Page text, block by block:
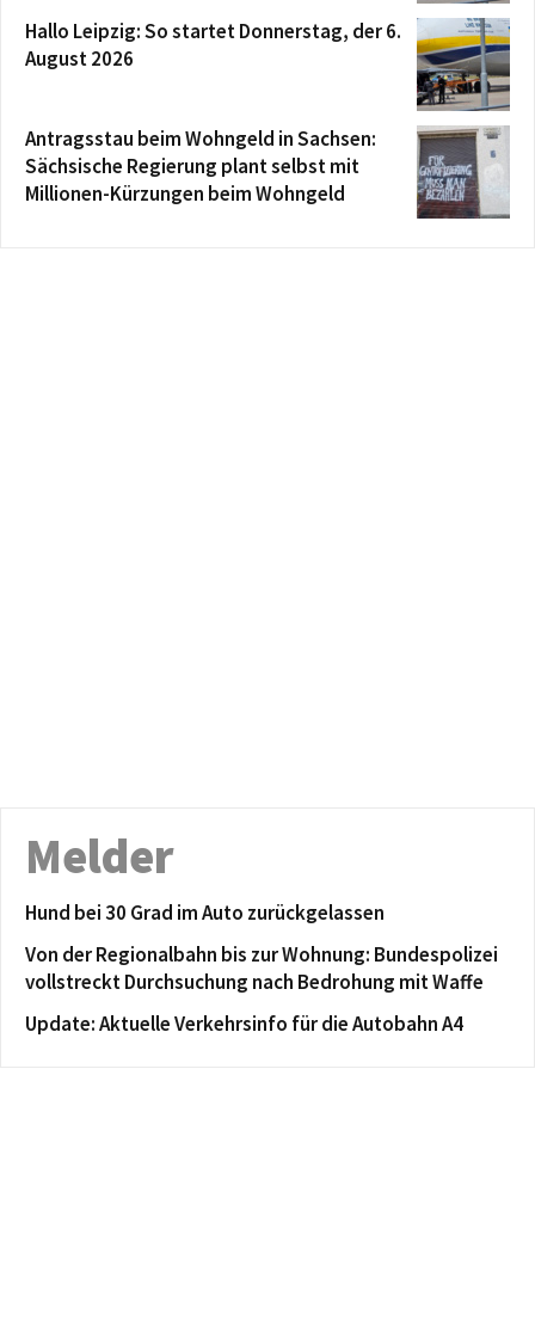
Hallo Leipzig: So startet Donnerstag, der 6.
August 2026
Antragsstau beim Wohngeld in Sachsen:
Sächsische Regierung plant selbst mit
Millionen-Kürzungen beim Wohngeld
Melder
Hund bei 30 Grad im Auto zurückgelassen
Von der Regionalbahn bis zur Wohnung: Bundespolizei
vollstreckt Durchsuchung nach Bedrohung mit Waffe
Update: Aktuelle Verkehrsinfo für die Autobahn A4